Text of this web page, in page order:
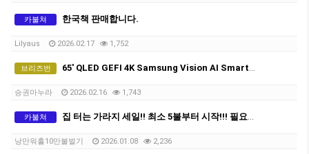
카불쳐 한국책 판매합니다.
Lilyaus 2026.02.17 1,752
브리즈번 65' QLED GEFI 4K Samsung Vision AI Smart TV TV팔아요(새상품)
승권마누라 2026.02.16 1,743
카불쳐 집 터는 가라지 세일!! 최소 5불부터 시작!!! 필요한 물건 싸게 챙겨가세요!!
낭만워홀10만불벌기 2026.01.08 2,236